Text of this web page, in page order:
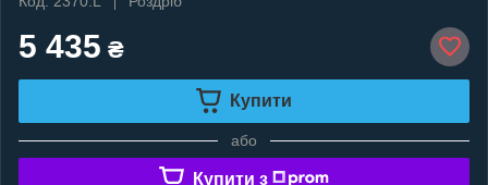
5 435 ₴
Купити
або
Купити з